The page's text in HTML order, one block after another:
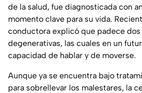
de la salud, fue diagnosticada con
momento clave para su vida.
conductora explicó que padece
degenerativas, las cuales en un
capacidad de hablar y de moverse.
Aunque ya se encuentra bajo
para sobrellevar los malestares, la